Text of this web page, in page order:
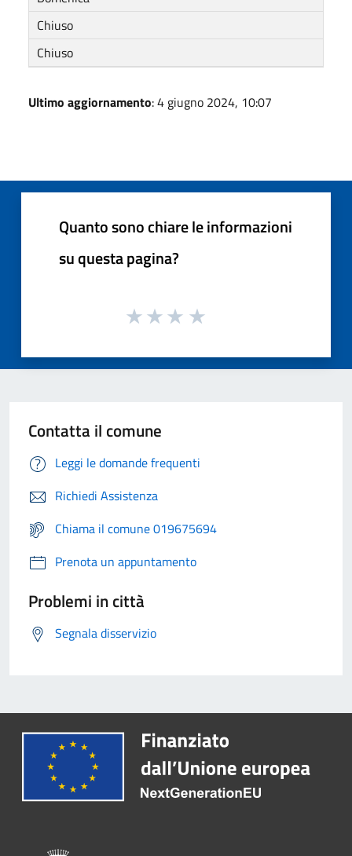
Chiuso
Chiuso
Ultimo aggiornamento: 4 giugno 2024, 10:07
Quanto sono chiare le informazioni
su questa pagina?
Contatta il comune
Leggi le domande frequenti
Richiedi Assistenza
Chiama il comune 019675694
Prenota un appuntamento
Problemi in città
Segnala disservizio